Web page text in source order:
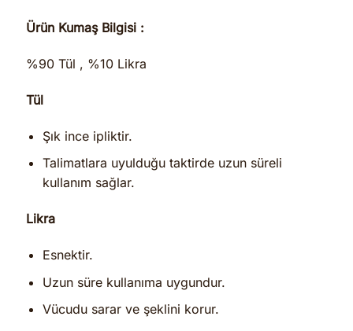
Ürün Kumaş Bilgisi :
%90 Tül , %10 Likra
Tül
Şık ince ipliktir.
Talimatlara uyulduğu taktirde uzun süreli
kullanım sağlar.
Likra
Esnektir.
Uzun süre kullanıma uygundur.
Vücudu sarar ve şeklini korur.